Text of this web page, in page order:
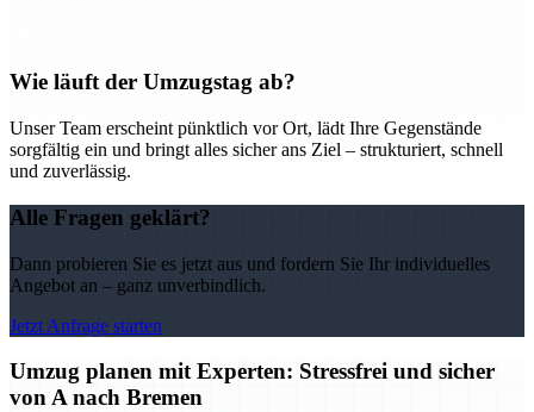
Wie läuft der Umzugstag ab?
Unser Team erscheint pünktlich vor Ort, lädt Ihre Gegenstände
sorgfältig ein und bringt alles sicher ans Ziel – strukturiert, schnell
und zuverlässig.
Alle Fragen geklärt?
Dann probieren Sie es jetzt aus und fordern Sie Ihr individuelles
Angebot an – ganz unverbindlich.
Jetzt Anfrage starten
Umzug planen mit Experten: Stressfrei und sicher
von A nach Bremen